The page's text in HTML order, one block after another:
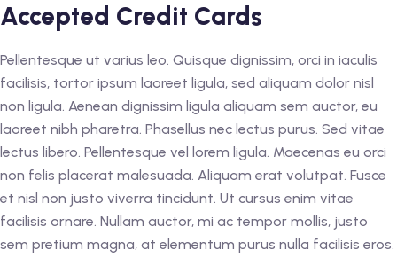
Accepted Credit Cards
Pellentesque ut varius leo. Quisque dignissim, orci in iaculis
facilisis, tortor ipsum laoreet ligula, sed aliquam dolor nisl
non ligula. Aenean dignissim ligula aliquam sem auctor, eu
laoreet nibh pharetra. Phasellus nec lectus purus. Sed vitae
lectus libero. Pellentesque vel lorem ligula. Maecenas eu orci
non felis placerat malesuada. Aliquam erat volutpat. Fusce
et nisl non justo viverra tincidunt. Ut cursus enim vitae
facilisis ornare. Nullam auctor, mi ac tempor mollis, justo
sem pretium magna, at elementum purus nulla facilisis eros.